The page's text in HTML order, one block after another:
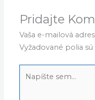
Pridajte
Vaša e-mailová
Vyžadované polia
sem...